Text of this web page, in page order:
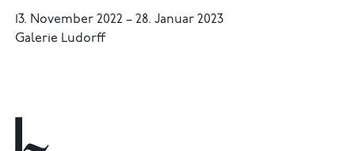
13. November 2022–28. Januar 2023
Galerie Ludorff